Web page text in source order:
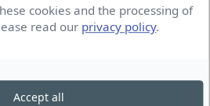
où les paradoxes règnent,
C’est pourquoi Le Club
de partager avec tous les
cookies and the processing of
read our privacy policy.
Accept all